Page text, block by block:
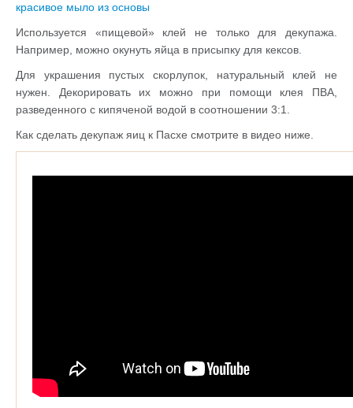
красивое мыло из основы
Используется «пищевой» клей не только для декупажа.
Например, можно окунуть яйца в присыпку для кексов.
Для украшения пустых скорлупок, натуральный клей не
нужен. Декорировать их можно при помощи клея ПВА,
разведенного с кипяченой водой в соотношении 3:1.
Как сделать декупаж яиц к Пасхе смотрите в видео ниже.